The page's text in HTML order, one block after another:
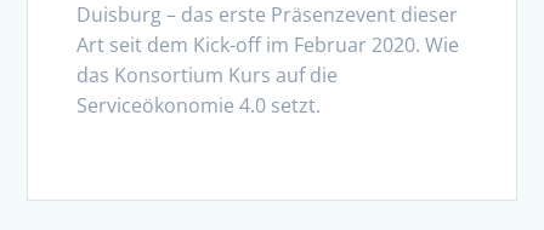
Duisburg – das erste Präsenzevent dieser
Art seit dem Kick-off im Februar 2020. Wie
das Konsortium Kurs auf die
Serviceökonomie 4.0 setzt.